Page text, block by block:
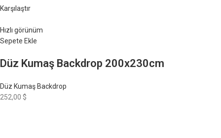
Karşılaştır
Hızlı görünüm
Sepete Ekle
Düz Kumaş Backdrop 200x230cm
Düz Kumaş Backdrop
252,00 $